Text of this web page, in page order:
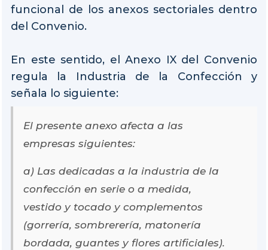
funcional de los anexos sectoriales dentro
del Convenio.
En este sentido, el Anexo IX del Convenio
regula la Industria de la Confección y
señala lo siguiente:
El presente anexo afecta a las
empresas siguientes:
a) Las dedicadas a la industria de la
confección en serie o a medida,
vestido y tocado y complementos
(gorrería, sombrerería, matonería
bordada, guantes y flores artificiales).